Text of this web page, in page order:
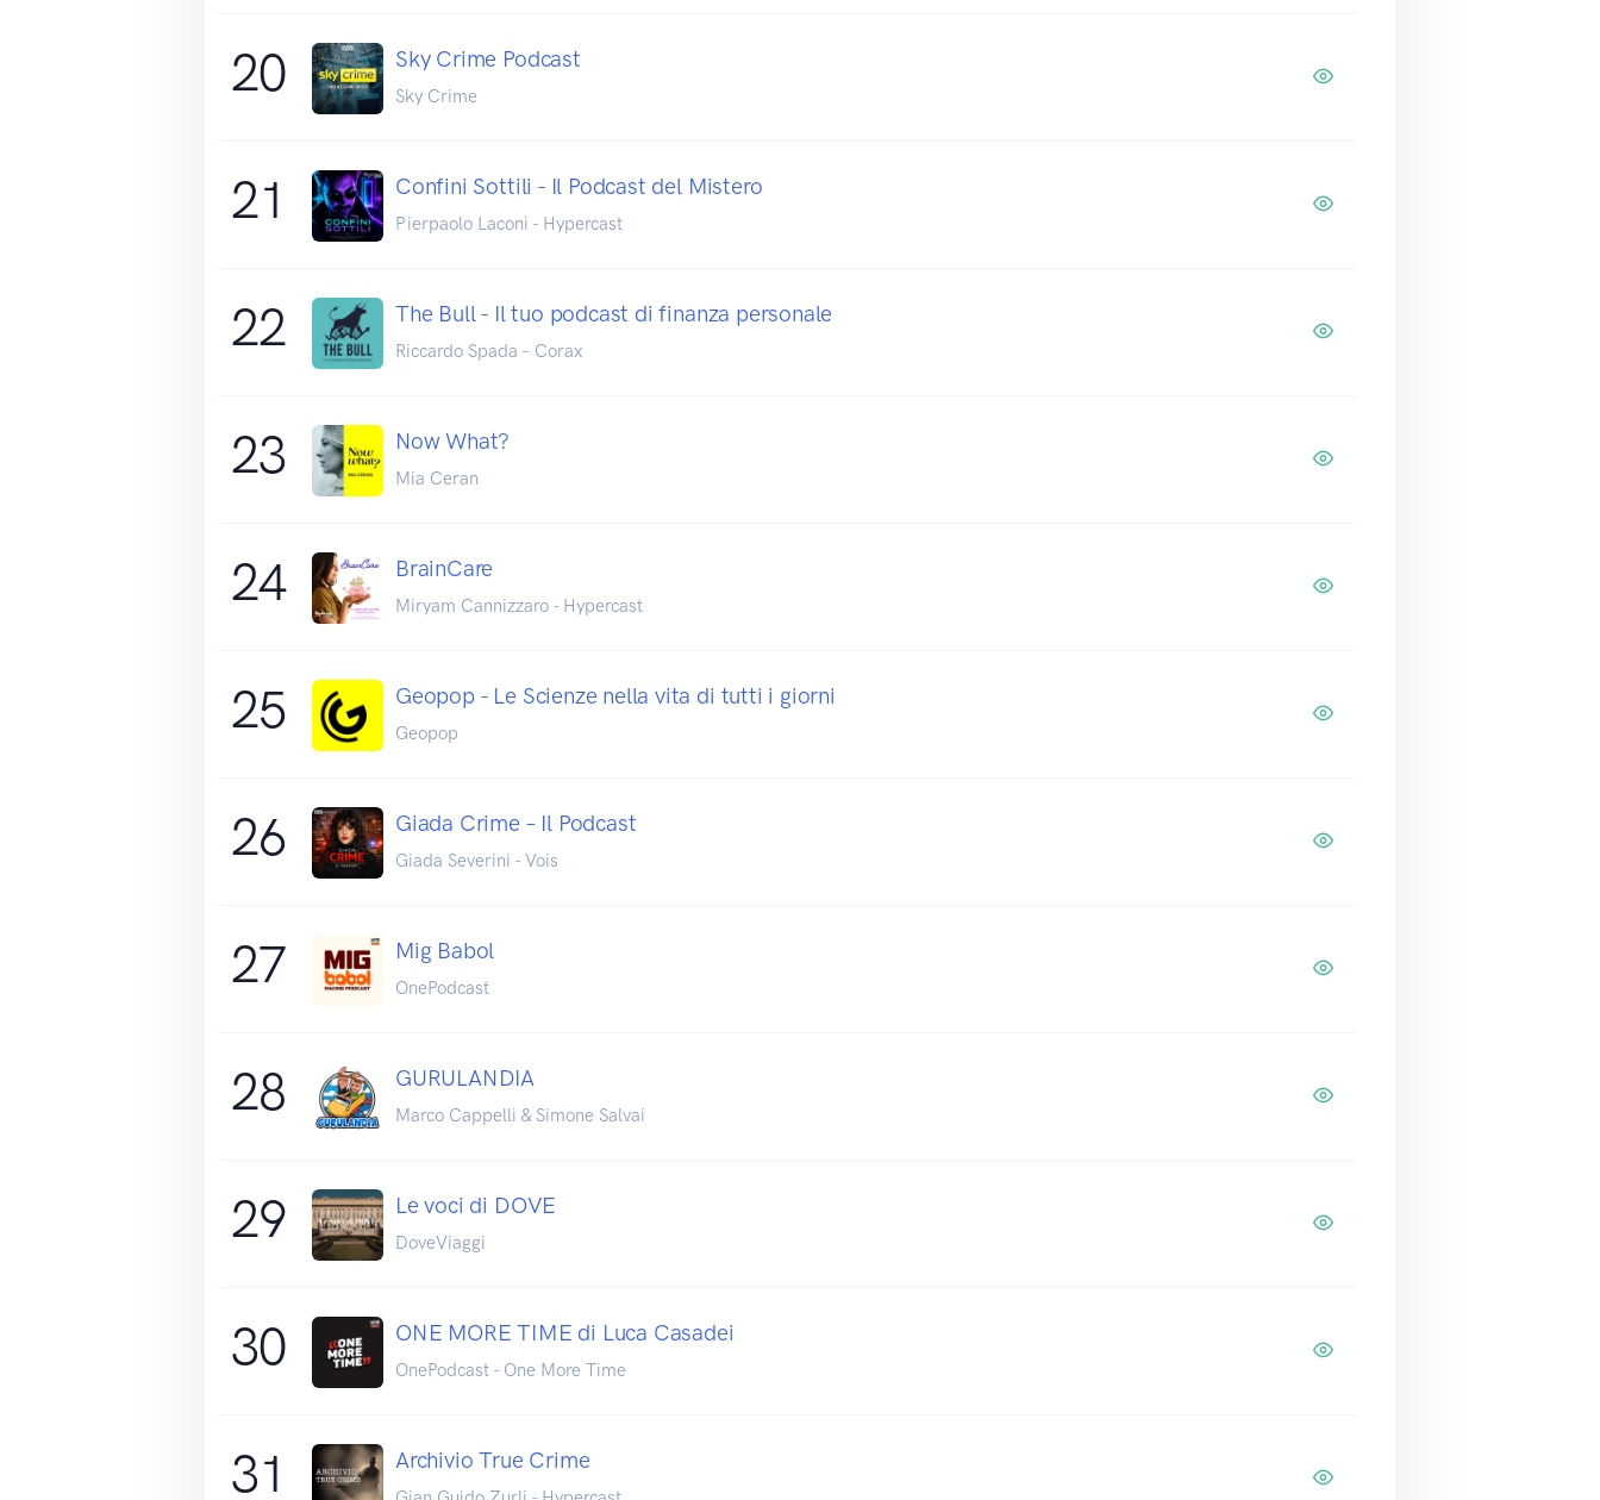
20 Sky Crime Podcast
Sky Crime
21 Confini Sottili - Il Podcast del Mistero
Pierpaolo Laconi - Hypercast
22 The Bull - Il tuo podcast di finanza personale
Riccardo Spada – Corax
23 Now What?
Mia Ceran
24 BrainCare
Miryam Cannizzaro - Hypercast
25 Geopop - Le Scienze nella vita di tutti i giorni
Geopop
26 Giada Crime – Il Podcast
Giada Severini - Vois
27 Mig Babol
OnePodcast
28 GURULANDIA
Marco Cappelli & Simone Salvai
29 Le voci di DOVE
DoveViaggi
30 ONE MORE TIME di Luca Casadei
OnePodcast - One More Time
31 Archivio True Crime